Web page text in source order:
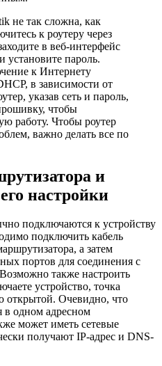
не так сложна, как
к роутеру через
в веб-интерфейс
пароль.
к Интернету
в зависимости от
указав сеть и пароль,
чтобы
работу. Чтобы роутер
важно делать все по
и
настройки
подключаются к устройству
подключить кабель
а затем
портов для соединения с
также настроить
устройство, точка
открытой. Очевидно, что
в одном адресном
может иметь сетевые
получают IP-адрес и DNS-